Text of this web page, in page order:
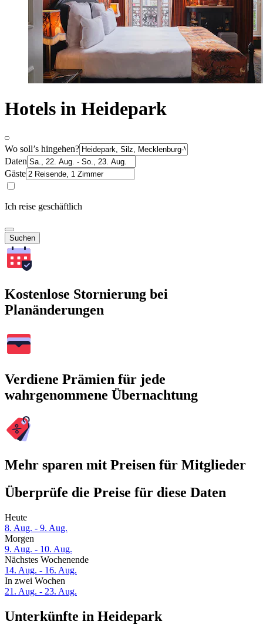
Hotels in Heidepark
Wo soll’s hingehen?
Daten
Gäste
Ich reise geschäftlich
Suchen
Kostenlose Stornierung bei
Planänderungen
Verdiene Prämien für jede
wahrgenommene Übernachtung
Mehr sparen mit Preisen für Mitglieder
Überprüfe die Preise für diese Daten
Heute
8. Aug. - 9. Aug.
Morgen
9. Aug. - 10. Aug.
Nächstes Wochenende
14. Aug. - 16. Aug.
In zwei Wochen
21. Aug. - 23. Aug.
Unterkünfte in Heidepark